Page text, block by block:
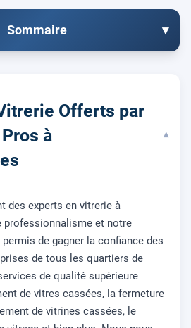
Sommaire ▾
Offerts par
à
▾
des experts en vitrerie à
professionnalisme et notre
de gagner la confiance des
de tous les quartiers de
de qualité supérieure
de vitres cassées, la fermeture
de vitrines cassées, le